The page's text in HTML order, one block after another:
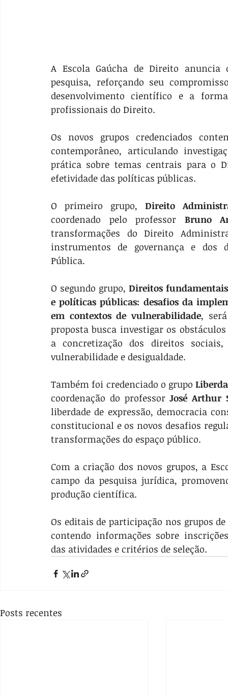
A Escola Gaúcha de Direito
pesquisa, reforçando seu
desenvolvimento científico e a
profissionais do Direito.
Os novos grupos credenciados
contemporâneo, articulando
prática sobre temas centrais para o
efetividade das políticas públicas.
O primeiro grupo, Direito
coordenado pelo professor Bruno
transformações do Direito
instrumentos de governança e dos
Pública.
O segundo grupo, Direitos
e políticas públicas: desafios da
em contextos de vulnerabilidade,
proposta busca investigar os
a concretização dos direitos
vulnerabilidade e desigualdade.
Também foi credenciado o grupo
coordenação do professor José Arthur
liberdade de expressão, democracia
constitucional e os novos desafios
transformações do espaço público.
Com a criação dos novos grupos, a
campo da pesquisa jurídica,
produção científica.
Os editais de participação nos grupos
contendo informações sobre
das atividades e critérios de seleção.
Posts recentes